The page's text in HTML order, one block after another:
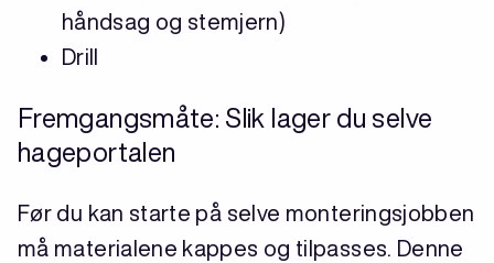
håndsag og stemjern)
Drill
Fremgangsmåte: Slik lager du selve
hageportalen
Før du kan starte på selve monteringsjobben
må materialene kappes og tilpasses. Denne